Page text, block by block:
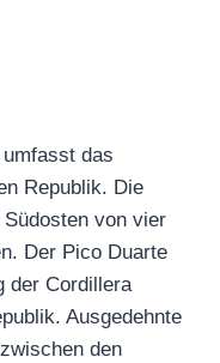
das
Republik. Die
von vier
Der Pico Duarte
der Cordillera
Ausgedehnte
den